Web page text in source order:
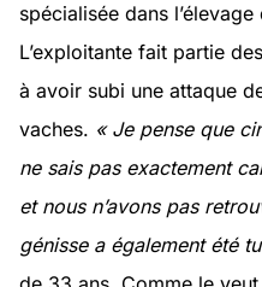
spécialisée dans
L’exploitante fait partie
à avoir subi une attaque
vaches. « Je pense que
ne sais pas exactement
et nous n’avons pas
génisse a également été